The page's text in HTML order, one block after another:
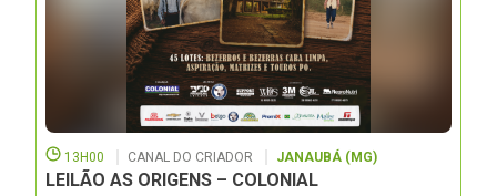
13H00 CANAL DO CRIADOR JANAUBÁ (MG)
LEILÃO AS ORIGENS – COLONIAL